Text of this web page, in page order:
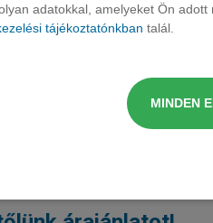
adatokkal, amelyeket Ön
tájékoztatónkban talál.
MINDEN
busz 2.0 dCi 110 L1H1 Equilibre
busz 2.0 dCi 110 L2H1 Equilibre
busz 2.0 dCi 150 L2H1 Equilibre
busz 2.0 dCi 170 L2H1 Equili.